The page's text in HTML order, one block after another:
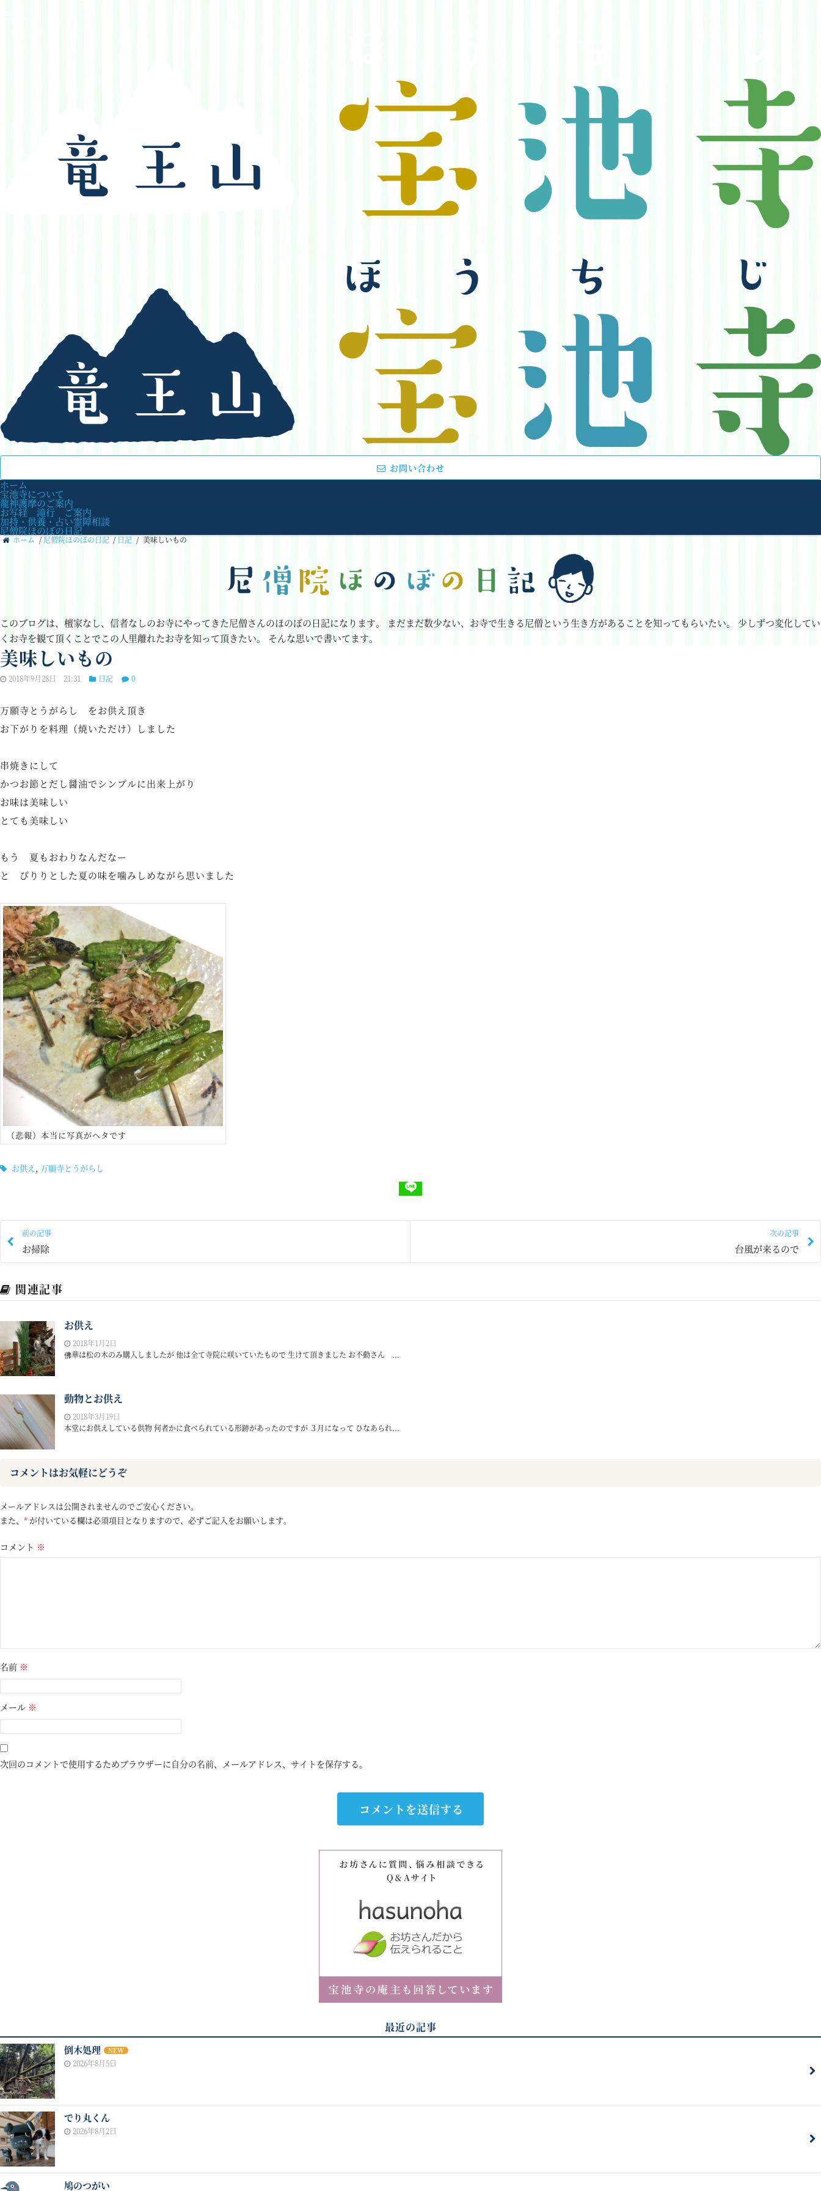
お問い合わせ
ホーム
宝池寺について
龍神護摩のご案内
お写経 滝行 ご案内
加持・供養・占い霊障相談
尼僧院ほのぼの日記
ホーム /尼僧院ほのぼの日記 /日記 / 美味しいもの
このブログは、檀家なし、信者なしのお寺にやってきた尼僧さんのほのぼの日記になります。 まだまだ数少ない、お寺で生きる尼僧という生き方があることを知ってもらいたい。
少しずつ変化してい
くお寺を観て頂くことでこの人里離れたお寺を知って頂きたい。 そんな思いで書いてます。
美味しいもの
2018年9月28日 21:31 日記 0
万願寺とうがらし をお供え頂き
お下がりを料理（焼いただけ）しました
串焼きにして
かつお節とだし醤油でシンプルに出来上がり
お味は美味しい
とても美味しい
もう 夏もおわりなんだなー
と ぴりりとした夏の味を噛みしめながら思いました
（悲報）本当に写真がヘタです
お供え , 万願寺とうがらし
前の記事
お掃除
次の記事
台風が来るので
関連記事
お供え
2018年1月2日
佛華は松の木のみ購入しましたが 他は全て寺院に咲いていたもので 生けて頂きました お不動さん ...
動物とお供え
2018年3月19日
本堂にお供えしている供物 何者かに食べられている形跡があったのですが ３月になって ひなあられ...
コメントはお気軽にどうぞ
メールアドレスは公開されませんのでご安心ください。
また、 * が付いている欄は必須項目となりますので、必ずご記入をお願いします。
コメント ※
名前 ※
メール ※
次回のコメントで使用するためブラウザーに自分の名前、メールアドレス、サイトを保存する。
最近の記事
倒木処理 NEW
2026年8月5日
でり丸くん
2026年8月2日
鳩のつがい